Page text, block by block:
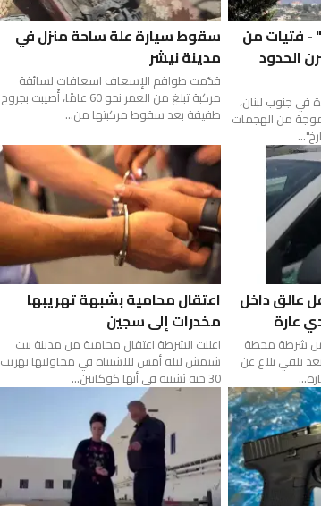
- فتيات من
الحدود
في جنوب لبنان،
من الهجمات
سقوط سيارة علة ساحة منزل في
مدينة نيشر
قدّمت طواقم الإسعاف اسعافات لسائقة
مركبة تبلغ من العمر نحو 60 عامًا، أُصيبت بجروح
طفيفة بعد سقوط مركبتها من...
عالق داخل
عارة
شرطة محطة
تلقي بلاغ عن
اعتقال محامية بشبهة تهريبها
مخدرات إلى سجين
اعلنت الشرطة اعتقال محامية من مدينة بيت
شيمش ليلة أمس للاشتباه في محاولتها تهريب
30 حبة يُشتبه في أنها كوكايين...